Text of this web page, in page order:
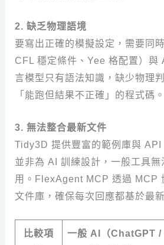
2. 缺乏物理語境
要寫出正確的模擬設定，需要同
CFL 穩定條件、Yee 格配置）與
言模型只有語法知識，缺少物理
「能跑但結果不正確」的程式碼。
3. 無法整合最新文件
Tidy3D 提供豐富的範例庫與 API
並非為 AI 訓練設計，一般工具無
用。FlexAgent MCP 透過 MCP
文件庫，確保每次回應都基於最
比較項
一般 AI（ChatGPT /